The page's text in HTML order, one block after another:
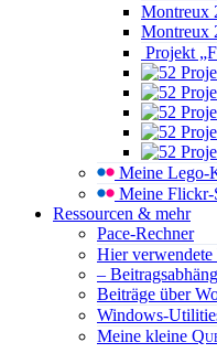
Montreux
Montreux
Projekt
Meine Lego-
Meine Flickr-
Ressourcen & mehr
Pace-Rechner
Hier verwendete
–
Beiträge über
Windows-
Meine kleine